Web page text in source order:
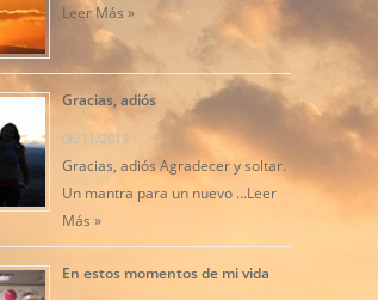
Leer Más »
Gracias, adiós
06/11/2019
Gracias, adiós Agradecer y soltar.
Un mantra para un nuevo …Leer
Más »
En estos momentos de mi vida